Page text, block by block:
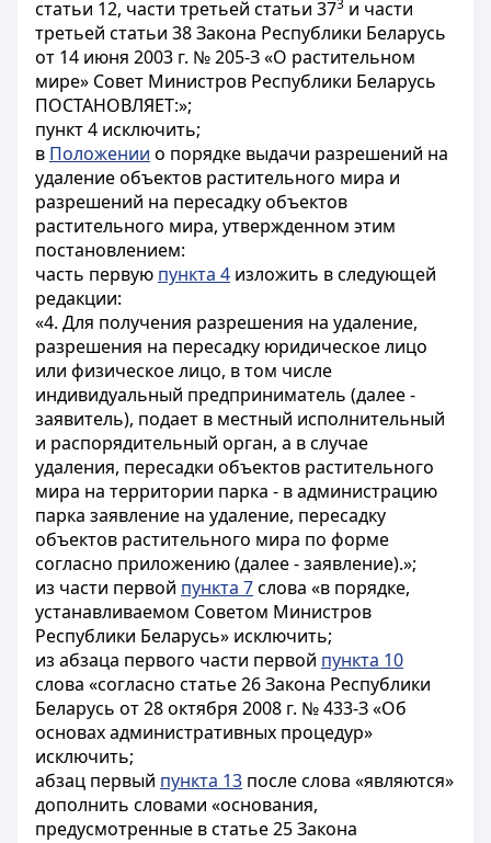
статьи 12, части третьей статьи 373 и части
третьей статьи 38 Закона Республики Беларусь
от 14 июня 2003 г. № 205-З «О растительном
мире» Совет Министров Республики Беларусь
ПОСТАНОВЛЯЕТ:»;
пункт 4 исключить;
в Положении о порядке выдачи разрешений на
удаление объектов растительного мира и
разрешений на пересадку объектов
растительного мира, утвержденном этим
постановлением:
часть первую пункта 4 изложить в следующей
редакции:
«4. Для получения разрешения на удаление,
разрешения на пересадку юридическое лицо
или физическое лицо, в том числе
индивидуальный предприниматель (далее -
заявитель), подает в местный исполнительный
и распорядительный орган, а в случае
удаления, пересадки объектов растительного
мира на территории парка - в администрацию
парка заявление на удаление, пересадку
объектов растительного мира по форме
согласно приложению (далее - заявление).»;
из части первой пункта 7слова «в порядке,
устанавливаемом Советом Министров
Республики Беларусь» исключить;
из абзаца первого части первой пункта 10
слова «согласно статье 26 Закона Республики
Беларусь от 28 октября 2008 г. № 433-З «Об
основах административных процедур»
исключить;
абзац первый пункта 13 после слова «являются»
дополнить словами «основания,
предусмотренные в статье 25 Закона